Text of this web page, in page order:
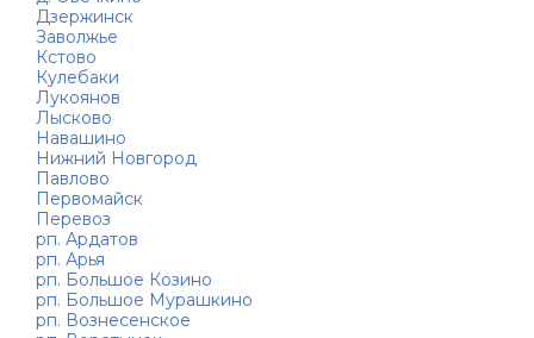
Дзержинск
Заволжье
Кстово
Кулебаки
Лукоянов
Лысково
Навашино
Нижний Новгород
Павлово
Первомайск
Перевоз
рп. Ардатов
рп. Арья
рп. Большое Козино
рп. Большое Мурашкино
рп. Вознесенское